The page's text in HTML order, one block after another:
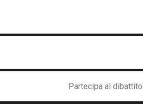
Partecipa al dibattito